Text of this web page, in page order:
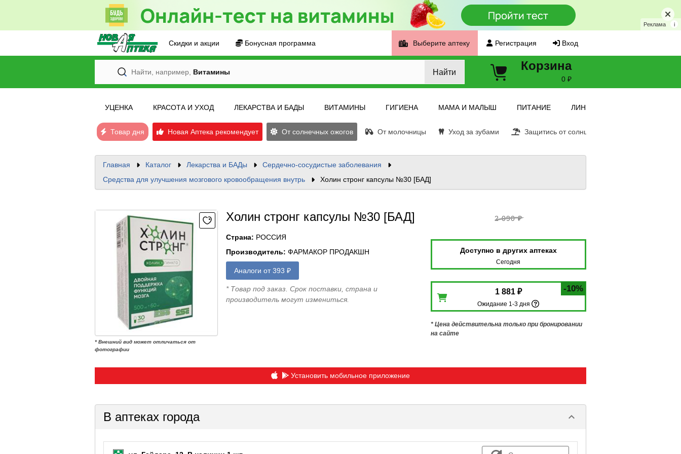
Реклама i
Скидки и акции Бонусная программа Выберите аптеку Регистрация Вход
Найти, например, Витамины Найти Корзина
0 ₽
УЦЕНКА КРАСОТА И УХОД ЛЕКАРСТВА И БАДЫ ВИТАМИНЫ ГИГИЕНА МАМА И МАЛЫШ ПИТАНИЕ ЛИНЗЫ
Товар дня Новая Аптека рекомендует От солнечных ожогов От молочницы Уход за зубами Защитись от солнца
Главная Каталог Лекарства и БАДы
Сердечно-сосудистые заболевания
Средства для улучшения мозгового кровообращения внутрь
Холин стронг капсулы №30 [БАД]
* Внешний вид может отличаться от
фотографии
Холин стронг капсулы №30 [БАД]
Страна: РОССИЯ
Производитель: ФАРМАКОР ПРОДАКШН
Аналоги от 393 ₽
* Товар под заказ. Срок поставки, страна и
производитель могут измениться.
2 090 ₽
Доступно в других аптеках
Сегодня
-10%
1 881 ₽
Ожидание 1-3 дня
* Цена действительна только при бронировании
на сайте
Установить мобильное приложение
В аптеках города keyboard_arrow_down